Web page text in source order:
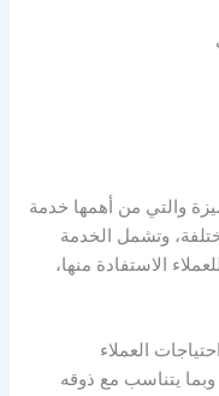
والتي من أهمها خدمة
وتشمل الخدمة
الاستفادة منها،
العملاء
وبما يتناسب مع ذوقه